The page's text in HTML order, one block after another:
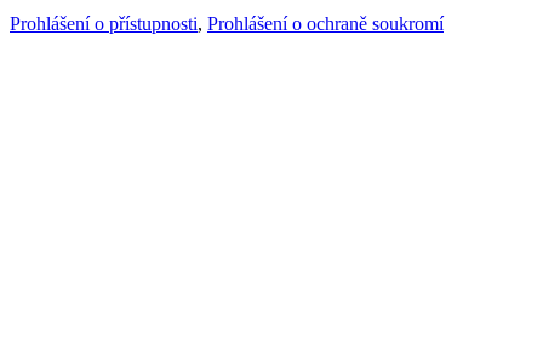
Prohlášení o přístupnosti, Prohlášení o ochraně soukromí